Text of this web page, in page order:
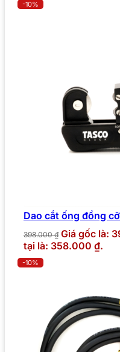
-10%
Dao cắt ống đồng
398.000₫ Giá gốc là:
tại là: 358.000 ₫.
-10%